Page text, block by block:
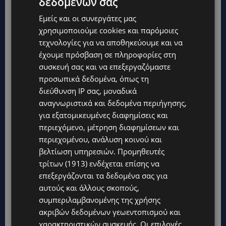
UPDATES
ΦΕΙΔΙΑΣ ΠΑΝΑΓΙΩΤΟΥ: Η εμφάνισή του στην εκδήλωση για
Ισαάκ και Σολωμού προκάλεσε αντιδράσεις – «Ασέβεια προς
τους νεκρούς»-(Φώτο)
ΔΗΜΟΣ ΛΑΤΣΙΩΝ – ΓΕΡΙΟΥ: Πάνω από 8.000 υπογραφές κατά
των Δομών Ανηλίκων – Ζητούν γραπτή δέσμευση από το
Εμείς και οι συνεργάτες μας
χρησιμοποιούμε cookies και παρόμοιες
τεχνολογίες για να αποθηκεύουμε και να
έχουμε πρόσβαση σε πληροφορίες στη
συσκευή σας και να επεξεργαζόμαστε
προσωπικά δεδομένα, όπως τη
διεύθυνση IP σας, μοναδικά
αναγνωριστικά και δεδομένα περιήγησης,
για εξατομικευμένες διαφημίσεις και
περιεχόμενο, μέτρηση διαφημίσεων και
περιεχομένου, ανάλυση κοινού και
βελτίωση υπηρεσιών. Προμηθευτές
τρίτων (1913) ενδέχεται επίσης να
επεξεργάζονται τα δεδομένα σας για
αυτούς και άλλους σκοπούς,
συμπεριλαμβανομένης της χρήσης
ακριβών δεδομένων γεωεντοπισμού και
χαρακτηριστικών συσκευής. Οι επιλογές